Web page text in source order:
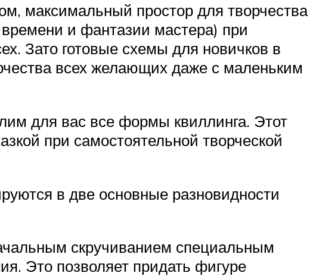
максимальный простор для творчества
и фантазии мастера) при
Зато готовые схемы для новичков в
всех желающих даже с маленьким
для вас все формы квиллинга. Этот
при самостоятельной творческой
в две основные разновидности
скручиванием специальным
Это позволяет придать фигуре